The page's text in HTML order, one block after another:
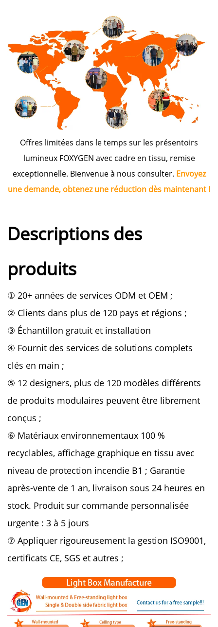
Offres limitées dans le temps sur les présentoirs
lumineux FOXYGEN avec cadre en tissu, remise
exceptionnelle. Bienvenue à nous consulter. Envoyez
une demande, obtenez une réduction dès maintenant !
Descriptions des
produits
① 20+ années de services ODM et OEM ;
② Clients dans plus de 120 pays et régions ;
③ Échantillon gratuit et installation
④ Fournit des services de solutions complets
clés en main ;
⑤ 12 designers, plus de 120 modèles différents
de produits modulaires peuvent être librement
conçus ;
⑥ Matériaux environnementaux 100 %
recyclables, affichage graphique en tissu avec
niveau de protection incendie B1 ; Garantie
après-vente de 1 an, livraison sous 24 heures en
stock. Produit sur commande personnalisée
urgente : 3 à 5 jours
⑦ Appliquer rigoureusement la gestion ISO9001,
certificats CE, SGS et autres ;